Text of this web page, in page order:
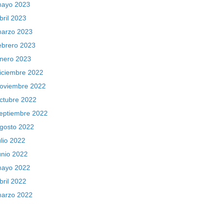
2023
2023
2023
2023
2023
2022
2022
2022
2022
2022
2022
2022
2022
2022
2022